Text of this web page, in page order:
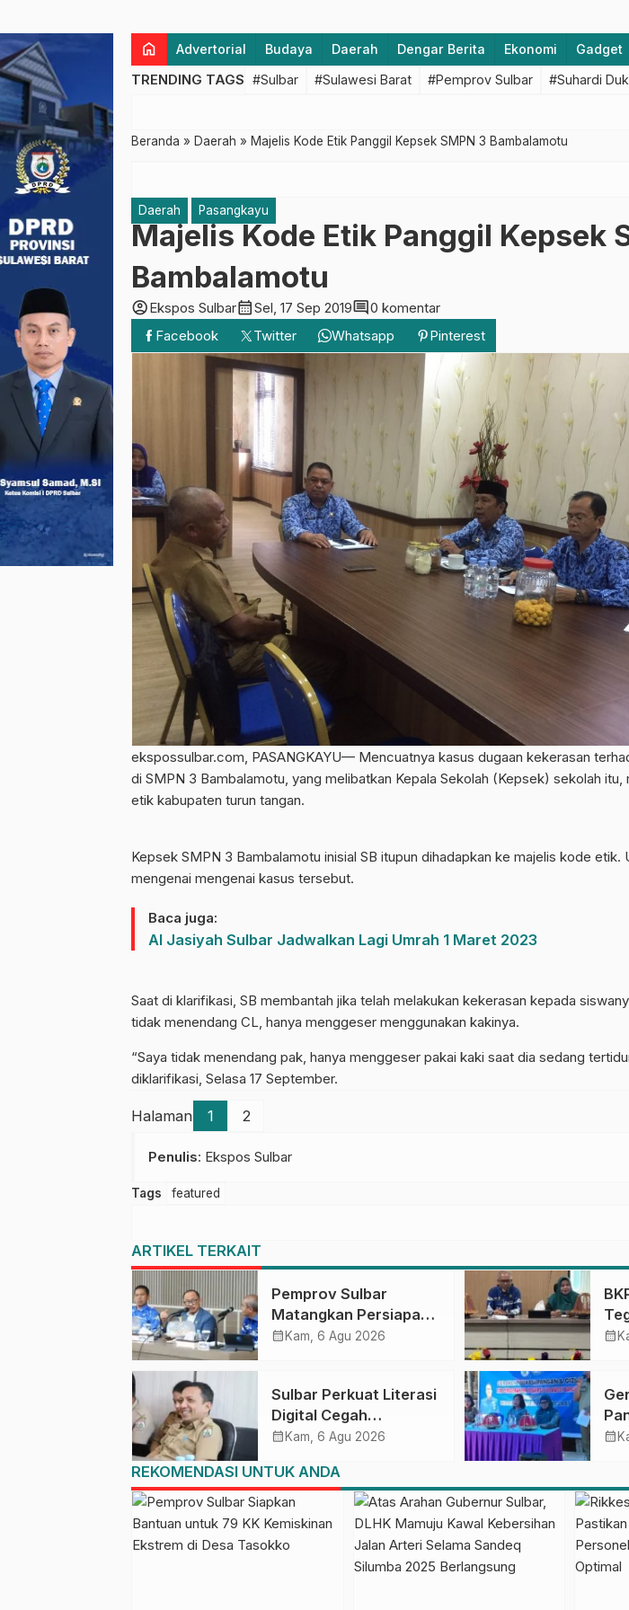
home Advertorial Budaya Daerah Dengar Berita Ekonomi Gadget
TRENDING TAGS #Sulbar #Sulawesi Barat #Pemprov Sulbar #Suhardi
Beranda » Daerah » Majelis Kode Etik Panggil Kepsek SMPN 3 Bambalamotu
Daerah Pasangkayu
Majelis Kode Etik Panggil Kepsek
Bambalamotu
account_circleEkspos Sulbarcalendar_monthSel, 17 Sep 2019comment0 komentar
Facebook
Twitter Whatsapp Pinterest
ekspossulbar.com, PASANGKAYU— Mencuatnya kasus dugaan kekerasan
di SMPN 3 Bambalamotu, yang melibatkan Kepala Sekolah (Kepsek) sekolah
etik kabupaten turun tangan.
Kepsek SMPN 3 Bambalamotu inisial SB itupun dihadapkan ke majelis kode etik.
mengenai mengenai kasus tersebut.
Baca juga:
Al Jasiyah Sulbar Jadwalkan Lagi Umrah 1 Maret 2023
Saat di klarifikasi, SB membantah jika telah melakukan kekerasan kepada
tidak menendang CL, hanya menggeser menggunakan kakinya.
“Saya tidak menendang pak, hanya menggeser pakai kaki saat dia sedang
diklarifikasi, Selasa 17 September.
Halaman 1 2
Penulis: Ekspos Sulbar
Tags featured
ARTIKEL TERKAIT
Pemprov Sulbar
Matangkan Persiapan
HUT Ke-81 RI, Puncak
calendar_month Kam, 6 Agu 2026 calendar_month
Sulbar Perkuat Literasi
Digital Cegah
Kejahatan Love
calendar_month Kam, 6 Agu 2026 calendar_month
REKOMENDASI UNTUK ANDA